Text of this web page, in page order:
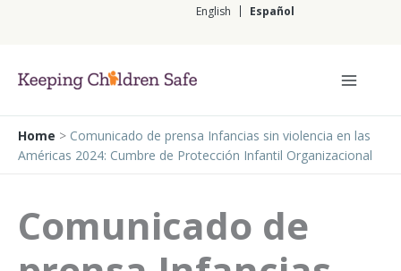
English Español
Home > Comunicado de prensa Infancias sin violencia en las
Américas 2024: Cumbre de Protección Infantil Organizacional
Comunicado de